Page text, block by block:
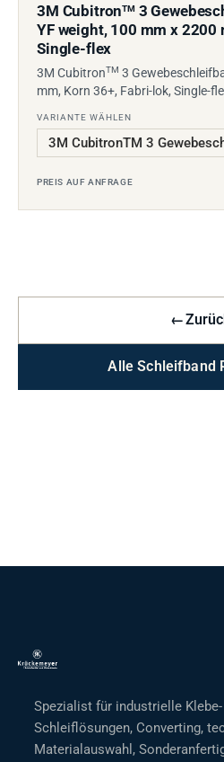
3M CubitronTM3
YF weight, 100 mm x 2200
Single-flex
3M CubitronTM 3
mm, Korn 36+, Fabri-lok, Single-
VARIANTE WÄHLEN
PREIS AUF ANFRAGE
←
Alle Schleifband
Spezialist für industrielle Klebe-
Schleiflösungen, Converting,
Materialauswahl,